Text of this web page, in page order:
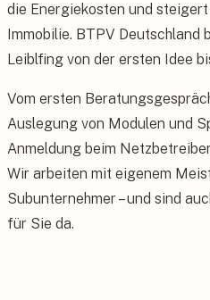
die Energiekosten und
Immobilie. BTPV
Leiblfing von der ersten Idee
Vom ersten
Auslegung von Modulen und
Anmeldung beim
Wir arbeiten mit eigenem
Subunternehmer – und sind
für Sie da.